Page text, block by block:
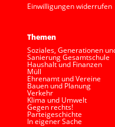
Einwilligungen widerrufen
Themen
Soziales, Generationen
Sanierung Gesamtschule
Haushalt und Finanzen
Müll
Ehrenamt und Vereine
Bauen und Planung
Verkehr
Klima und Umwelt
Gegen rechts!
Parteigeschichte
In eigener Sache